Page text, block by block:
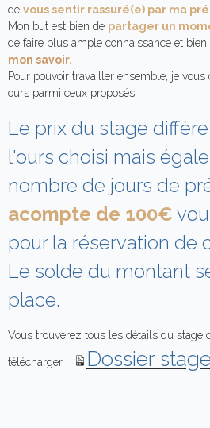
de vous sentir rassuré(e) par ma
Mon but est bien de partager un
de faire plus ample connaissance et bien
mon savoir.
Pour pouvoir travailler ensemble, je vous
ours parmi ceux proposés.
Le prix du stage
l'ours choisi mais
nombre de jours de
acompte de 100€
pour la réservation de
Le solde du montant
place.
Vous trouverez tous les détails du stage
télécharger : Dossier